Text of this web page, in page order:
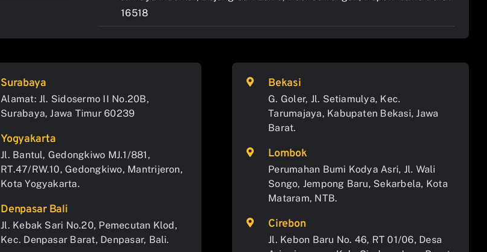
16518
Surabaya
Alamat: Jl. Sidosermo II No.20B,
Surabaya, Jawa Timur 60239
Yogyakarta
Jl. Bantul, Gedongkiwo MJ.1/881,
RT.47/RW.10, Gedongkiwo, Mantrijeron,
Kota Yogyakarta.
Denpasar Bali
Jl. Kebak Sari No.20, Pemecutan Klod,
Kec. Denpasar Barat, Denpasar, Bali.
Bekasi
G. Goler, Jl. Setiamulya, Kec.
Tarumajaya, Kabupaten Bekasi, Jawa
Barat.
Lombok
Perumahan Bumi Kodya Asri, Jl. Wali
Songo, Jempong Baru, Sekarbela, Kota
Mataram, NTB.
Cirebon
Jl. Kebon Baru No. 46, RT 01/06, Desa